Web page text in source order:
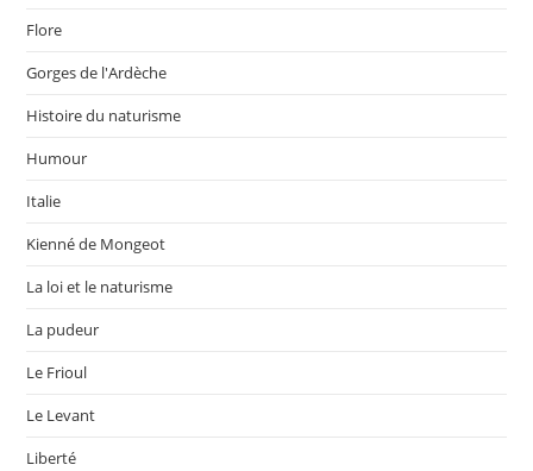
Flore
Gorges de l'Ardèche
Histoire du naturisme
Humour
Italie
Kienné de Mongeot
La loi et le naturisme
La pudeur
Le Frioul
Le Levant
Liberté